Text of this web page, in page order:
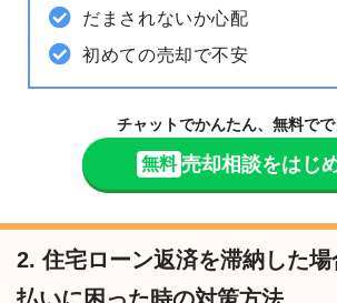
だまされないか心配
初めての売却で不安
チャットでかんたん、無料でで
無料 売却相談をはじ
2. 住宅ローン返済を滞納した